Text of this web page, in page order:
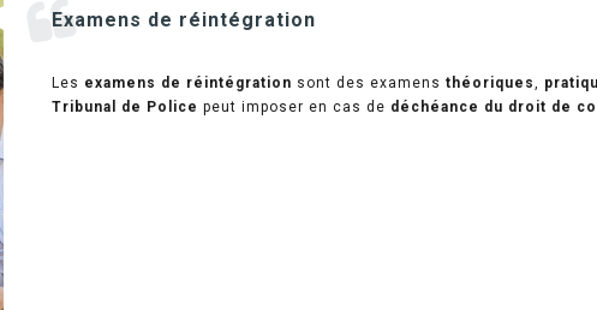
Examens de réintégration
Les examens de réintégration sont des examens théoriques
Tribunal de Police peut imposer en cas de déchéance du droit de